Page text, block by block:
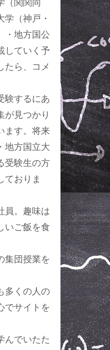
（関関同
学（神戸・
・地方国公
していく予
たら、コメ
験するにあ
が見つかり
ます。将来
地方国立大
受験生の方
ておりま
員。趣味は
いご飯を食
集団授業を
多くの人の
でサイトを
んでいたた